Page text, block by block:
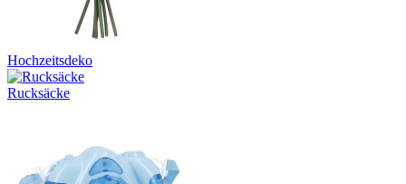
Hochzeitsdeko
Rucksäcke